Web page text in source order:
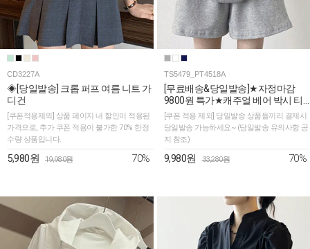
CD3227A
◈[당일발송] 크롭 퍼프 여름 니트 가
디건
[쿠폰적용제외] 상품 페이지 내 할인이 적용된
가격으로, 추가 쿠폰 적용이 불가한 70% 한정
수량 상품입니다.
5,980원 19,980원 70%
TS5479_PT4518A
[무료배송&당일발송]★자정마감
9800원 특가★캐주얼 베어 박시 티
셔츠+숏팬츠 2SET
[쿠폰 적용 제외] 당일발송 상품들끼리 결제시
당일발송 가능하세요~ (당일발송 유의사항 공
지 참조)
9,980원 33,280원 70%